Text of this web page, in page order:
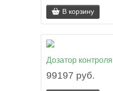
В корзину
Дозатор
99197 руб.